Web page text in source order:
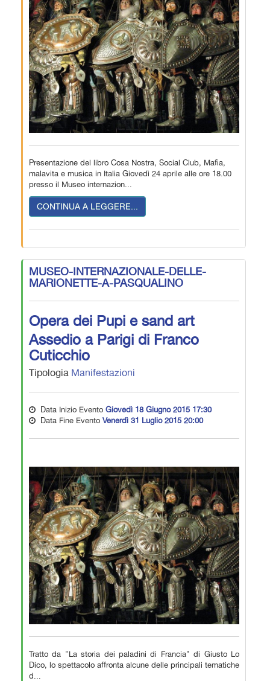
Presentazione del libro Cosa Nostra, Social Club, Mafia,
malavita e musica in Italia Giovedì 24 aprile alle ore 18.00
presso il Museo internazion...
CONTINUA A LEGGERE...
MUSEO-INTERNAZIONALE-DELLE-
MARIONETTE-A-PASQUALINO
Opera dei Pupi e sand art
Assedio a Parigi di Franco
Cuticchio
Tipologia Manifestazioni
Data Inizio Evento Giovedì 18 Giugno 2015 17:30
Data Fine Evento Venerdì 31 Luglio 2015 20:00
Tratto da "La storia dei paladini di Francia" di Giusto Lo
Dico, lo spettacolo affronta alcune delle principali tematiche
d...